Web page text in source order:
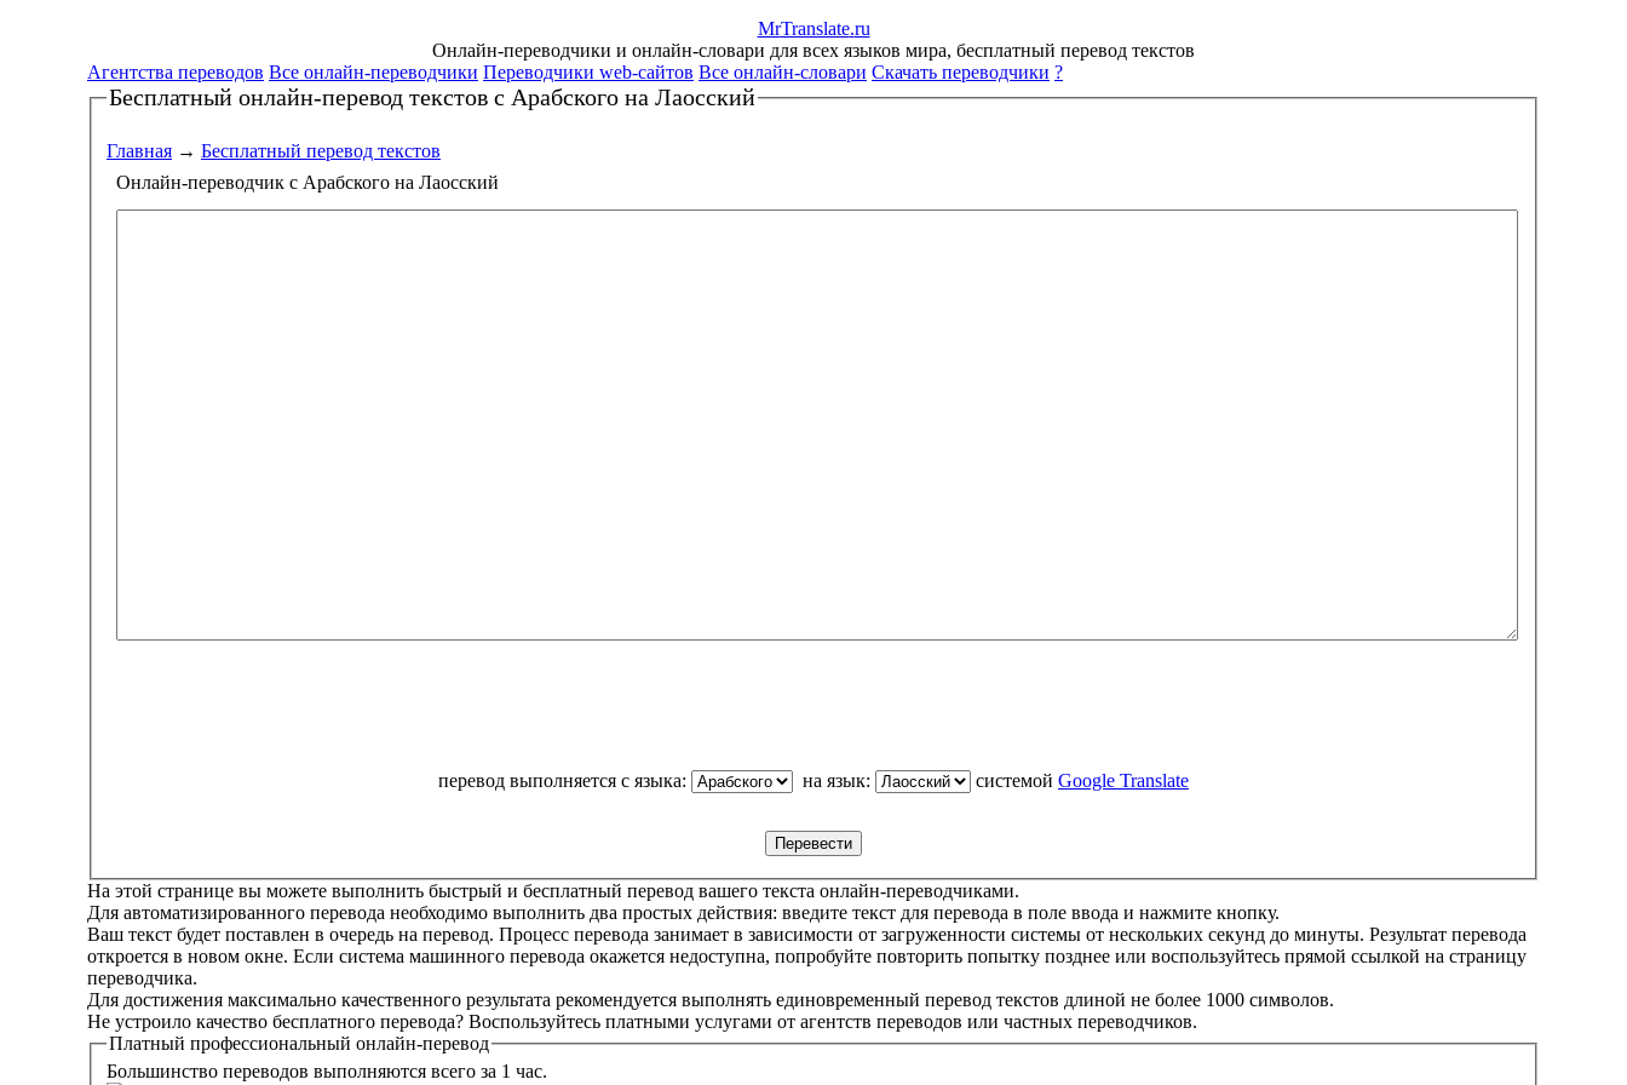
MrTranslate.ru
Онлайн-переводчики и онлайн-словари для всех языков мира, бесплатный перевод текстов
Агентства переводов Все онлайн-переводчики Переводчики web-сайтов Все онлайн-словари Скачать переводчики ?
Бесплатный онлайн-перевод текстов с Арабского на Лаосский
Главная → Бесплатный перевод текстов
Онлайн-переводчик с Арабского на Лаосский
перевод выполняется с языка: на язык: системой Google Translate
На этой странице вы можете выполнить быстрый и бесплатный перевод вашего текста онлайн-переводчиками.
Для автоматизированного перевода необходимо выполнить два простых действия: введите текст для перевода в поле ввода и нажмите кнопку.
Ваш текст будет поставлен в очередь на перевод. Процесс перевода занимает в зависимости от загруженности системы от нескольких секунд до минуты. Результат перевода
откроется в новом окне. Если система машинного перевода окажется недоступна, попробуйте повторить попытку позднее или воспользуйтесь прямой ссылкой на страницу
переводчика.
Для достижения максимально качественного результата рекомендуется выполнять единовременный перевод текстов длиной не более 1000 символов.
Не устроило качество бесплатного перевода? Воспользуйтесь платными услугами от агентств переводов или частных переводчиков.
Платный профессиональный онлайн-перевод
Большинство переводов выполняются всего за 1 час.